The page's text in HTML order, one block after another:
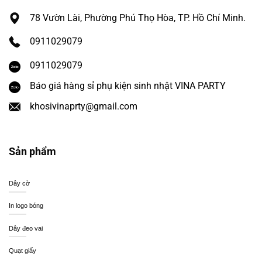
78 Vườn Lài, Phường Phú Thọ Hòa, TP. Hồ Chí Minh.
0911029079
0911029079
Báo giá hàng sỉ phụ kiện sinh nhật VINA PARTY
khosivinaprty@gmail.com
Sản phẩm
Dây cờ
In logo bóng
Dây đeo vai
Quạt giấy